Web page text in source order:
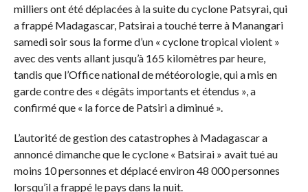
milliers ont été déplacées à la suite du cyclone Patsyrai, qui
a frappé Madagascar, Patsirai a touché terre à Manangari
samedi soir sous la forme d’un « cyclone tropical violent »
avec des vents allant jusqu’à 165 kilomètres par heure,
tandis que l’Office national de météorologie, qui a mis en
garde contre des « dégâts importants et étendus », a
confirmé que « la force de Patsiri a diminué ».
L’autorité de gestion des catastrophes à Madagascar a
annoncé dimanche que le cyclone « Batsirai » avait tué au
moins 10 personnes et déplacé environ 48 000 personnes
lorsqu’il a frappé le pays dans la nuit.